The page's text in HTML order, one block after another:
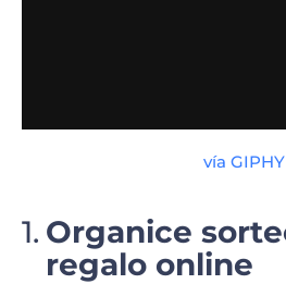
vía GIPHY
Organice
regalo online